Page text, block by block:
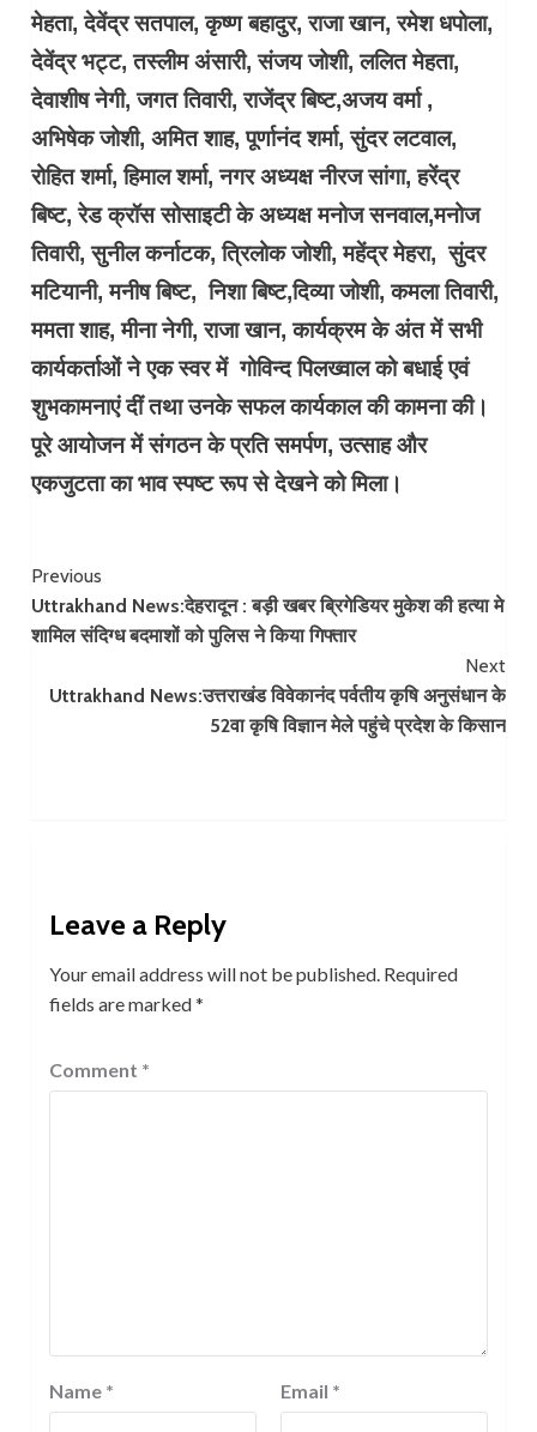
मेहता, देवेंद्र सतपाल, कृष्ण बहादुर, राजा खान, रमेश धपोला,
देवेंद्र भट्ट, तस्लीम अंसारी, संजय जोशी, ललित मेहता,
देवाशीष नेगी, जगत तिवारी, राजेंद्र बिष्ट,अजय वर्मा ,
अभिषेक जोशी, अमित शाह, पूर्णानंद शर्मा, सुंदर लटवाल,
रोहित शर्मा, हिमाल शर्मा, नगर अध्यक्ष नीरज सांगा, हरेंद्र
बिष्ट, रेड क्रॉस सोसाइटी के अध्यक्ष मनोज सनवाल,मनोज
तिवारी, सुनील कर्नाटक, त्रिलोक जोशी, महेंद्र मेहरा, सुंदर
मटियानी, मनीष बिष्ट, निशा बिष्ट,दिव्या जोशी, कमला तिवारी,
ममता शाह, मीना नेगी, राजा खान, कार्यक्रम के अंत में सभी
कार्यकर्ताओं ने एक स्वर में गोविन्द पिलख्वाल को बधाई एवं
शुभकामनाएं दीं तथा उनके सफल कार्यकाल की कामना की।
पूरे आयोजन में संगठन के प्रति समर्पण, उत्साह और
एकजुटता का भाव स्पष्ट रूप से देखने को मिला।
Continue
Reading
Previous
Uttrakhand News:देहरादून : बड़ी खबर ब्रिगेडियर मुकेश की हत्या मे
शामिल संदिग्ध बदमाशों को पुलिस ने किया गिफ्तार
Next
Uttrakhand News:उत्तराखंड विवेकानंद पर्वतीय कृषि अनुसंधान के
52वा कृषि विज्ञान मेले पहुंचे प्रदेश के किसान
Leave a Reply
Your email address will not be published. Required
fields are marked*
Comment *
Name * Email *